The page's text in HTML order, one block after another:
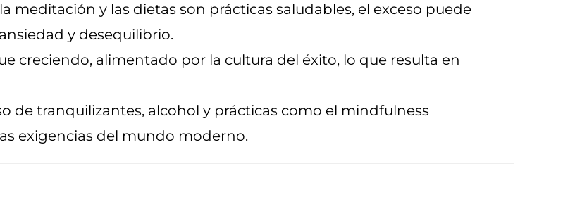
meditación y las dietas son prácticas saludables, el exceso puede
y desequilibrio.
creciendo, alimentado por la cultura del éxito, lo que resulta en
de tranquilizantes, alcohol y prácticas como el mindfulness
exigencias del mundo moderno.